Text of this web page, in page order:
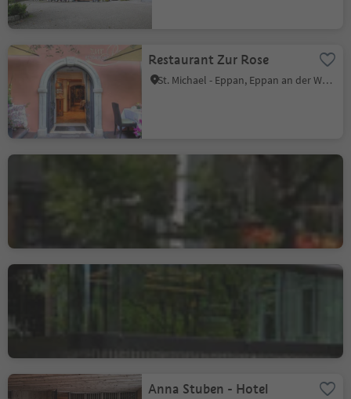
Restaurant Zur Rose
St. Michael - Eppan, Eppan an der Weinstraße, Südtiroler Weinstraße
Atelier Moessmer Norbert
Anna Stuben - Hotel